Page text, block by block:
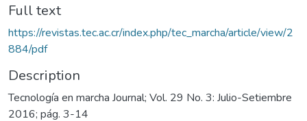
Full text
https://revistas.tec.ac.cr/index.php/tec_marcha/article/view/2
884/pdf
Description
Tecnología en marcha Journal; Vol. 29 No. 3: Julio-Setiembre
2016; pág. 3-14